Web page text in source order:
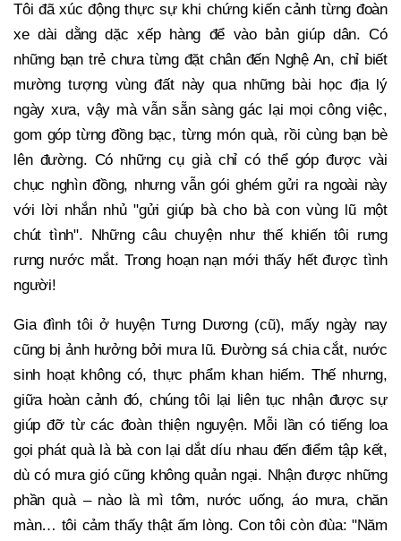
Tôi đã xúc động thực sự khi chứng kiến cảnh từng đoàn
xe dài dằng dặc xếp hàng để vào bản giúp dân. Có
những bạn trẻ chưa từng đặt chân đến Nghệ An, chỉ biết
mường tượng vùng đất này qua những bài học địa lý
ngày xưa, vậy mà vẫn sẵn sàng gác lại mọi công việc,
gom góp từng đồng bạc, từng món quà, rồi cùng bạn bè
lên đường. Có những cụ già chỉ có thể góp được vài
chục nghìn đồng, nhưng vẫn gói ghém gửi ra ngoài này
với lời nhắn nhủ "gửi giúp bà cho bà con vùng lũ một
chút tình". Những câu chuyện như thế khiến tôi rưng
rưng nước mắt. Trong hoạn nạn mới thấy hết được tình
người!
Gia đình tôi ở huyện Tưng Dương (cũ), mấy ngày nay
cũng bị ảnh hưởng bởi mưa lũ. Đường sá chia cắt, nước
sinh hoạt không có, thực phẩm khan hiếm. Thế nhưng,
giữa hoàn cảnh đó, chúng tôi lại liên tục nhận được sự
giúp đỡ từ các đoàn thiện nguyện. Mỗi lần có tiếng loa
gọi phát quà là bà con lại dắt díu nhau đến điểm tập kết,
dù có mưa gió cũng không quản ngại. Nhận được những
phần quà – nào là mì tôm, nước uống, áo mưa, chăn
màn… tôi cảm thấy thật ấm lòng. Con tôi còn đùa: "Năm